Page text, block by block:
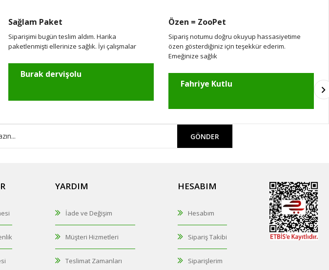
Sağlam Paket
Siparişimi bugün teslim aldım. Harika
paketlenmişti ellerinize sağlık. İyi çalışmalar
Burak dervişolu
Özen = ZooPet
Sipariş notumu doğru okuyup hassasiyetime
özen gösterdiğiniz için teşekkür ederim.
Emeğinize sağlık
Fahriye Kutlu
GÖNDER
YARDIM
İade ve Değişim
Müşteri Hizmetleri
Teslimat Zamanları
HESABIM
Hesabım
Sipariş Takibi
Siparişlerim